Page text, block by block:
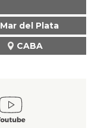
Mar del Plata
CABA